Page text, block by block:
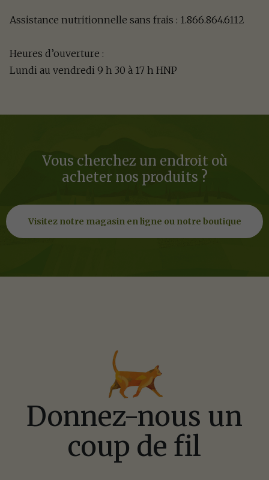
Assistance nutritionnelle sans frais : 1.866.864.6112
Heures d’ouverture :
Lundi au vendredi 9 h 30 à 17 h HNP
Vous cherchez un endroit où
acheter nos produits ?
Visitez notre magasin en ligne ou notre boutique
Donnez-nous un
coup de fil
Comment
Remplissez le
1.866.864.6112